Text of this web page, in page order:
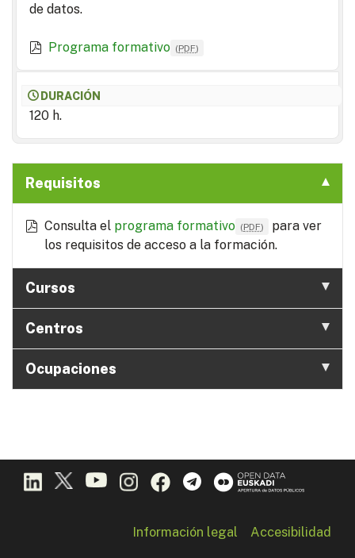
de datos.
Programa formativo (PDF)
DURACIÓN
120 h.
Requisitos
Consulta el programa formativo (PDF)
para ver
los requisitos de acceso a la formación.
Cursos
Centros
Ocupaciones
Información legal Accesibilidad